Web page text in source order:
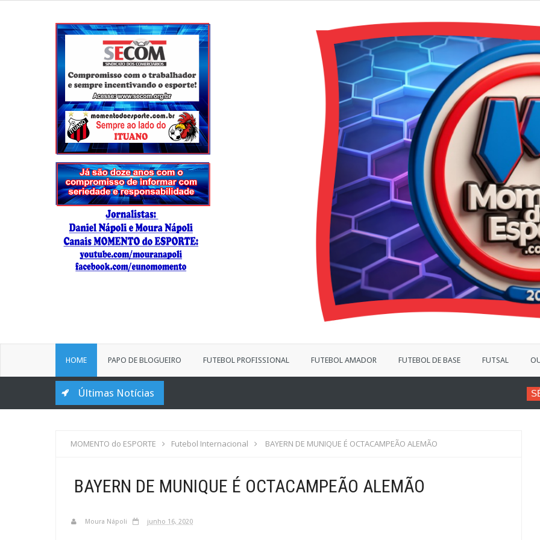
HOME PAPO DE BLOGUEIRO FUTEBOL PROFISSIONAL FUTEBOL AMADOR FUTEBOL DE BASE FUTSAL
Últimas Notícias VINÍCIUS
MOMENTO do ESPORTE Futebol Internacional BAYERN DE MUNIQUE É OCTACAMPEÃO ALEMÃO
BAYERN DE MUNIQUE É OCTACAMPEÃO ALEMÃO
Moura Nápoli junho 16, 2020